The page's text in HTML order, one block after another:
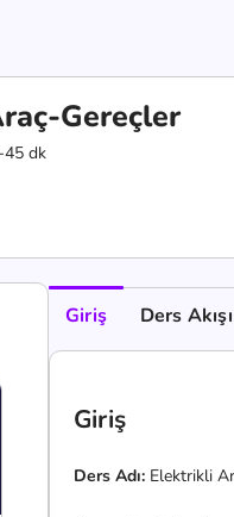
Gereçler
dk
Giriş Ders Akışı
Giriş
Ders Adı: Elektrikli